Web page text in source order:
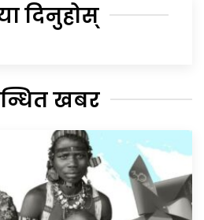
दिनुहोस्
खबर